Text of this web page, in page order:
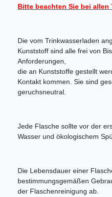
Bitte beachten Sie bei allen
Die vom Trinkwasserladen
Kunststoff sind alle frei von
Anforderungen,
die an Kunststoffe gestellt
Kontakt kommen. Sie sind
geruchsneutral.
Jede Flasche sollte vor der
Wasser und ökologischem
Die Lebensdauer einer
bestimmungsgemäßen
der Flaschenreinigung ab.